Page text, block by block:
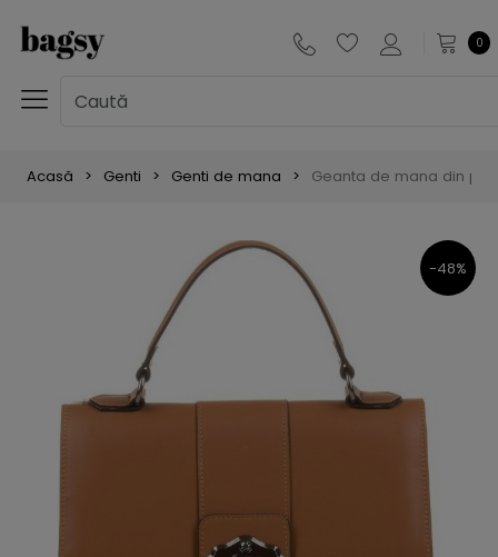
0
Acasă Genti Genti de mana Geanta de mana din
-48%